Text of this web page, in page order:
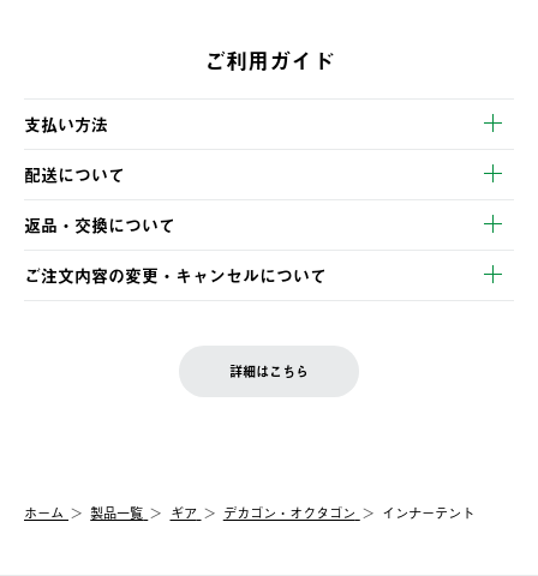
ご利用ガイド
支払い方法
以下のいずれかの方法でお支払いいただけます。
・クレジットカード決済
・コンビニ決済
・Pay-easy決済
配送について
【発送スケジュール】
ご注文・ご入金完了より2営業日以内に商品を発送いたします。
土日祝の発送はございませんので、木曜日以降のご注文は週明け
の発送となる場合がございます。
【配送業者】
佐川急便にて配送されます。
返品・交換について
※お客様都合の場合
お客様都合の返品にかかる送料は、お客様ご負担とさせていただ
一度お手元の商品を返品いただき、ご希望商品を再注文してくだ
ご注文内容の変更・キャンセルについて
LOGOS FAMILY会員の方は、会員マイページ内 購入履歴画面に
詳細はこちら
ホーム 製品一覧 ギア デカゴン・オクタゴン インナーテント